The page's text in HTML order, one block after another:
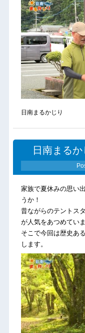
日南まるかじり
日南まるか
家族で夏休みの思い
うか！
昔ながらのテントス
が人気をあつめてい
そこで今回は歴史あ
します。